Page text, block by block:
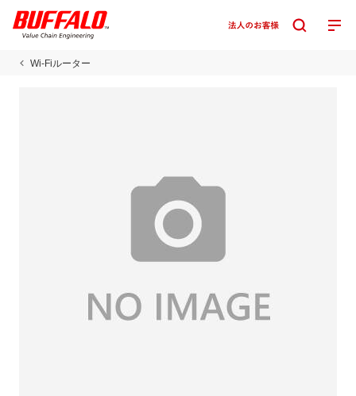
Wi-Fiルーター